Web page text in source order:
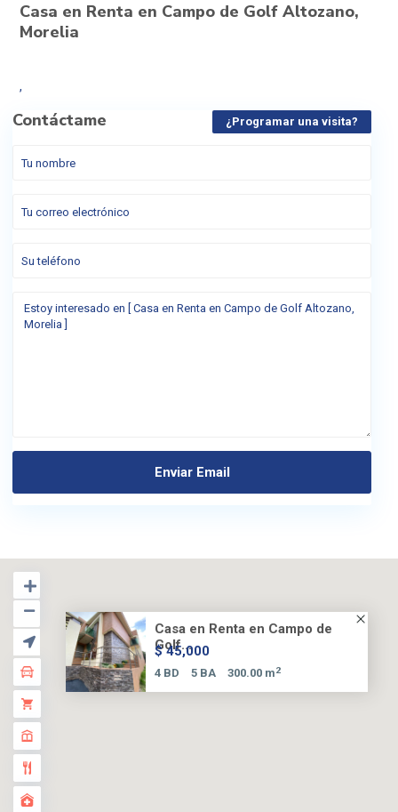
Casa en Renta en Campo de Golf Altozano,
Morelia
,
Contáctame ¿Programar una visita?
Casa en Renta en Campo de
Golf...
$ 45,000
4 BD 5 BA 300.00 m2